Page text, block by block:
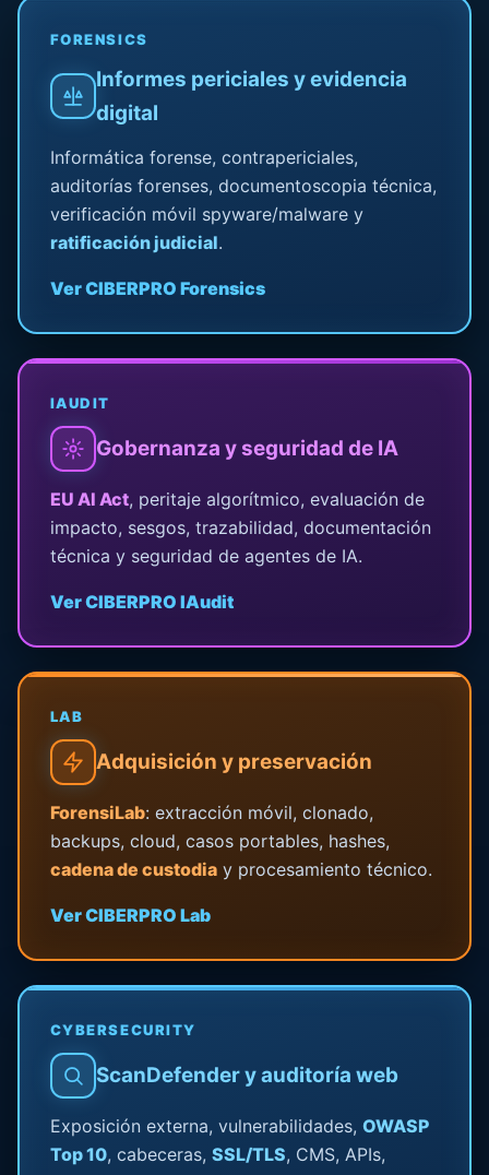
FORENSICS
Informes periciales y evidencia
digital
Informática forense, contrapericiales,
auditorías forenses, documentoscopia técnica,
verificación móvil spyware/malware y
ratificación judicial.
Ver CIBERPRO Forensics
IAUDIT
Gobernanza y seguridad de IA
EU AI Act, peritaje algorítmico, evaluación de
impacto, sesgos, trazabilidad, documentación
técnica y seguridad de agentes de IA.
Ver CIBERPRO IAudit
LAB
Adquisición y preservación
ForensiLab: extracción móvil, clonado,
backups, cloud, casos portables, hashes,
cadena de custodiay procesamiento técnico.
Ver CIBERPRO Lab
CYBERSECURITY
ScanDefender y auditoría web
Exposición externa, vulnerabilidades, OWASP
Top 10, cabeceras, SSL/TLS, CMS, APIs,